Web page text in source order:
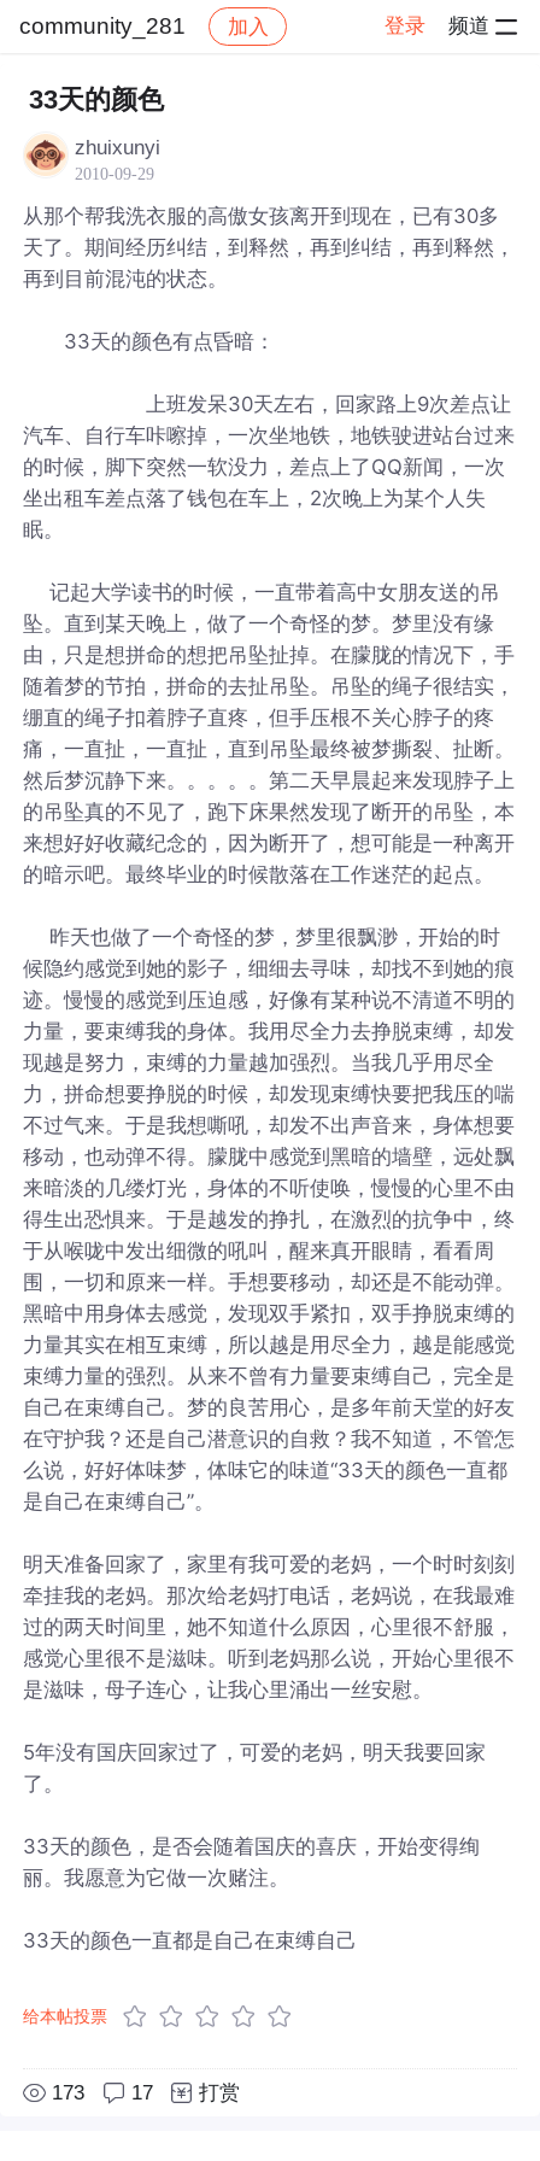
community_281 加入 登录 频道
社区 community_281
33天的颜色
zhuixunyi
2010-09-29
从那个帮我洗衣服的高傲女孩离开到现在，已有30多
天了。期间经历纠结，到释然，再到纠结，再到释然，
再到目前混沌的状态。
33天的颜色有点昏暗：
上班发呆30天左右，回家路上9次差点让
汽车、自行车咔嚓掉，一次坐地铁，地铁驶进站台过来
的时候，脚下突然一软没力，差点上了QQ新闻，一次
坐出租车差点落了钱包在车上，2次晚上为某个人失
眠。
记起大学读书的时候，一直带着高中女朋友送的吊
坠。直到某天晚上，做了一个奇怪的梦。梦里没有缘
由，只是想拼命的想把吊坠扯掉。在朦胧的情况下，手
随着梦的节拍，拼命的去扯吊坠。吊坠的绳子很结实，
绷直的绳子扣着脖子直疼，但手压根不关心脖子的疼
痛，一直扯，一直扯，直到吊坠最终被梦撕裂、扯断。
然后梦沉静下来。。。。。第二天早晨起来发现脖子上
的吊坠真的不见了，跑下床果然发现了断开的吊坠，本
来想好好收藏纪念的，因为断开了，想可能是一种离开
的暗示吧。最终毕业的时候散落在工作迷茫的起点。
昨天也做了一个奇怪的梦，梦里很飘渺，开始的时
候隐约感觉到她的影子，细细去寻味，却找不到她的痕
迹。慢慢的感觉到压迫感，好像有某种说不清道不明的
力量，要束缚我的身体。我用尽全力去挣脱束缚，却发
现越是努力，束缚的力量越加强烈。当我几乎用尽全
力，拼命想要挣脱的时候，却发现束缚快要把我压的喘
不过气来。于是我想嘶吼，却发不出声音来，身体想要
移动，也动弹不得。朦胧中感觉到黑暗的墙壁，远处飘
来暗淡的几缕灯光，身体的不听使唤，慢慢的心里不由
得生出恐惧来。于是越发的挣扎，在激烈的抗争中，终
于从喉咙中发出细微的吼叫，醒来真开眼睛，看看周
围，一切和原来一样。手想要移动，却还是不能动弹。
黑暗中用身体去感觉，发现双手紧扣，双手挣脱束缚的
力量其实在相互束缚，所以越是用尽全力，越是能感觉
束缚力量的强烈。从来不曾有力量要束缚自己，完全是
自己在束缚自己。梦的良苦用心，是多年前天堂的好友
在守护我？还是自己潜意识的自救？我不知道，不管怎
么说，好好体味梦，体味它的味道“33天的颜色一直都
是自己在束缚自己”。
明天准备回家了，家里有我可爱的老妈，一个时时刻刻
牵挂我的老妈。那次给老妈打电话，老妈说，在我最难
过的两天时间里，她不知道什么原因，心里很不舒服，
感觉心里很不是滋味。听到老妈那么说，开始心里很不
是滋味，母子连心，让我心里涌出一丝安慰。
5年没有国庆回家过了，可爱的老妈，明天我要回家
了。
33天的颜色，是否会随着国庆的喜庆，开始变得绚
丽。我愿意为它做一次赌注。
33天的颜色一直都是自己在束缚自己
给本帖投票
173 17 打赏